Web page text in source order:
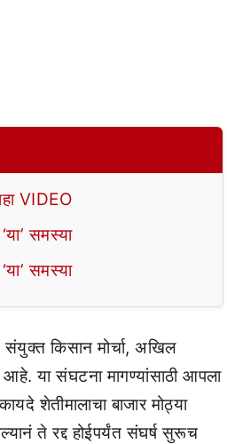
VIDEO
समस्या
समस्या
किसान मोर्चा, अखिल
या संघटना मागण्यांसाठी आपला
शेतीमालाचा बाजार मोठ्या
ते रद्द होईपर्यंत संघर्ष सुरूच